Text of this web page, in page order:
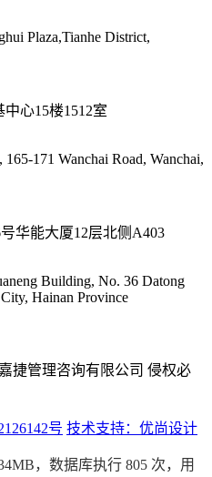
Plaza,Tianhe District,
心15楼1512室
171 Wanchai Road, Wanchai,
华能大厦12层北侧A403
Building, No. 36 Datong
Hainan Province
捷管理咨询有限公司 侵权必
号 技术支持：优尚设计
，数据库执行 805 次，用